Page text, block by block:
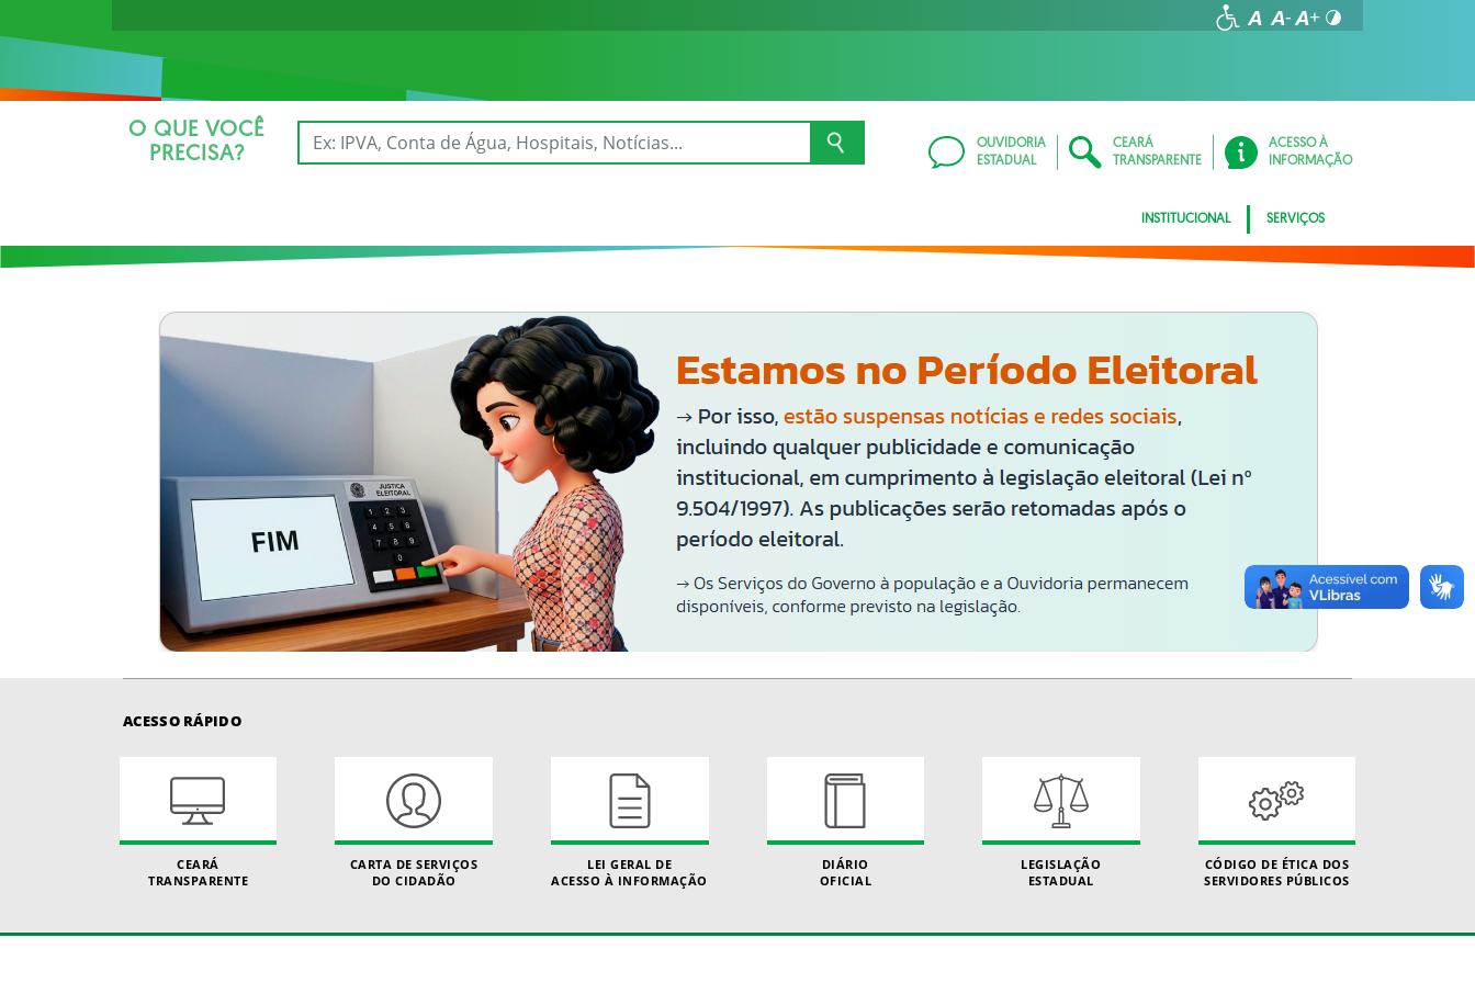
O QUE VOCÊ
PRECISA?
OUVIDORIA
ESTADUAL
CEARÁ
TRANSPARENTE
ACESSO À
INFORMAÇÃO
INSTITUCIONAL SERVIÇOS
ACESSO RÁPIDO
CEARÁ
TRANSPARENTE
CARTA DE SERVIÇOS
DO CIDADÃO
LEI GERAL DE
ACESSO À INFORMAÇÃO
DIÁRIO
OFICIAL
LEGISLAÇÃO
ESTADUAL
CÓDIGO DE ÉTICA DOS
SERVIDORES PÚBLICOS